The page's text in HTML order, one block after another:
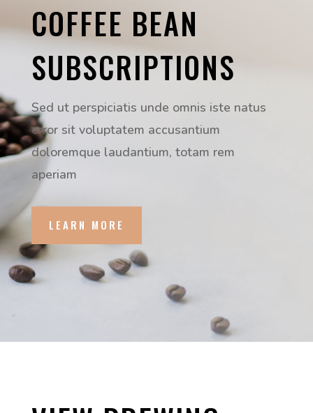
COFFEE BEAN
SUBSCRIPTIONS
Sed ut perspiciatis unde omnis iste natus
error sit voluptatem accusantium
doloremque laudantium, totam rem
aperiam
LEARN MORE